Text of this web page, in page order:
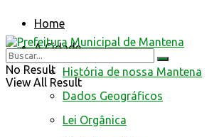
Home
A Cidade
História de nossa Mantena
Dados Geográficos
Lei Orgânica
No Result
View All Result